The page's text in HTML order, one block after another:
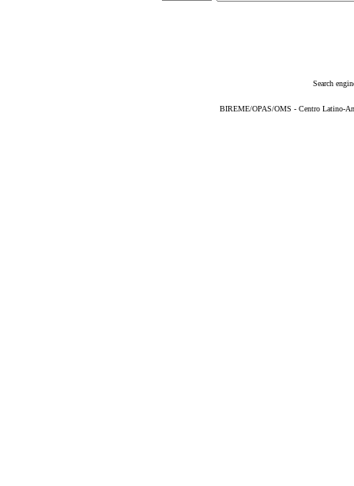
Search
BIREME/OPAS/OMS - Centro Latino-